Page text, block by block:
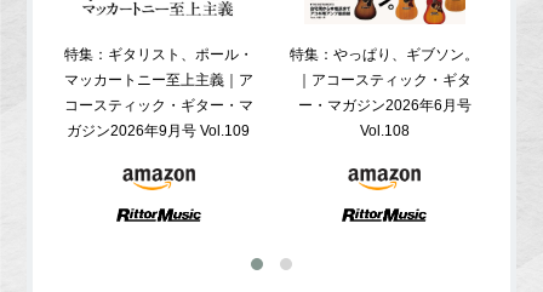
特集：ギタリスト、ポール・
マッカートニー至上主義｜ア
コースティック・ギター・マ
ガジン2026年9月号 Vol.109
特集：やっぱり、ギブソン。
｜アコースティック・ギタ
ー・マガジン2026年6月号
Vol.108